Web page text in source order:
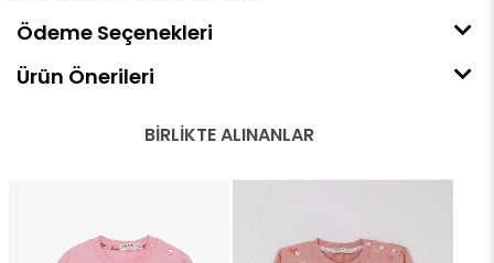
Ödeme Seçenekleri
Ürün Önerileri